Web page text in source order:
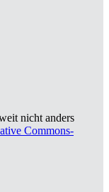
nicht anders
Commons-